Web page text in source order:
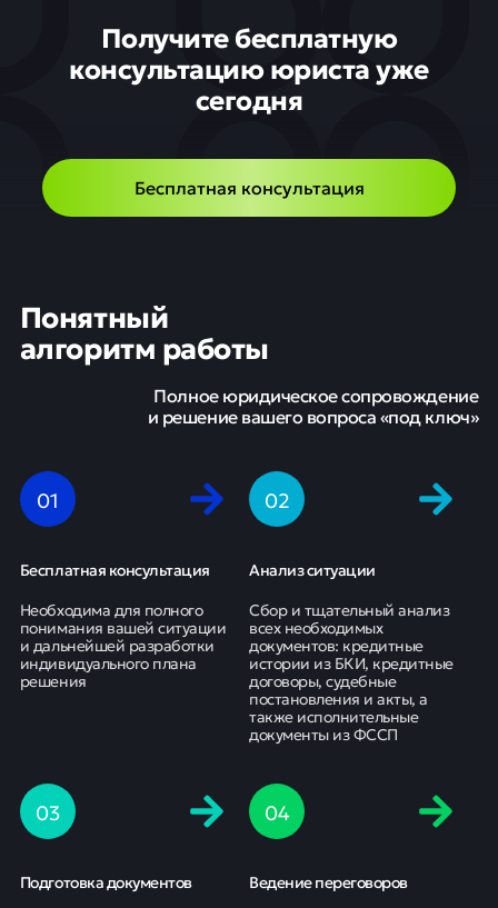
Получите бесплатную
консультацию юриста уже
сегодня
Бесплатная консультация
Понятный
алгоритм работы
Полное юридическое сопровождение
и решение вашего вопроса «под ключ»
01
Бесплатная консультация
Необходима для полного
понимания вашей ситуации
и дальнейшей разработки
индивидуального плана
решения
02
Анализ ситуации
Сбор и тщательный анализ
всех необходимых
документов: кредитные
истории из БКИ, кредитные
договоры, судебные
постановления и акты, а
также исполнительные
документы из ФССП
03
Подготовка документов
04
Ведение переговоров